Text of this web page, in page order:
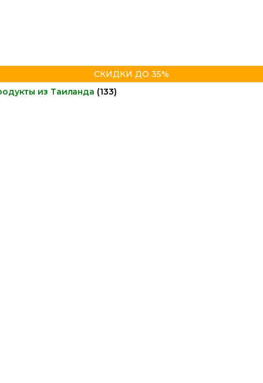
СКИДКИ ДО 35%
из Таиланда (133)